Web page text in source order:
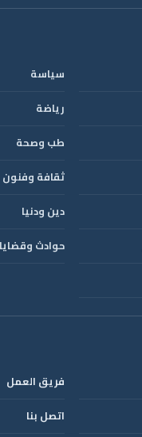
سياسة
رياضة
طب وصحة
ثقافة وفنون
دين ودنيا
حوادث وقضايا
فريق العمل
اتصل بنا